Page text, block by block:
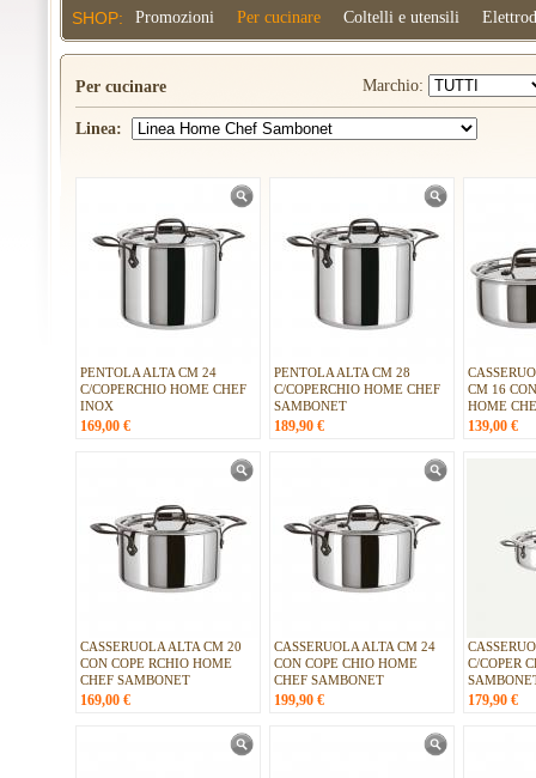
SHOP: Promozioni Per cucinare Coltelli e utensili
Per cucinare Marchio:
Linea:
PENTOLA ALTA CM 24
C/COPERCHIO HOME CHEF
INOX
169,00 €
PENTOLA ALTA CM 28
C/COPERCHIO HOME CHEF
SAMBONET
189,90 €
CM 16
HOME
139,00 €
CASSERUOLA ALTA CM 20
CON COPE RCHIO HOME
CHEF SAMBONET
169,00 €
CASSERUOLA ALTA CM 24
CON COPE CHIO HOME
CHEF SAMBONET
199,90 €
C/COPER
179,90 €